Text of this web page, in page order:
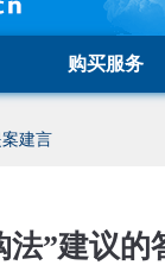
购买服务
建言
法”建议的